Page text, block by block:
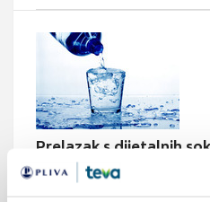
Prelazak s dijetalnih
povećati remisiju
Redovita zamjena dijetalnih